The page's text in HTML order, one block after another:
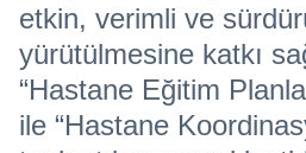
etkin, verimli ve
yürütülmesine katkı
“Hastane Eğitim
ile “Hastane